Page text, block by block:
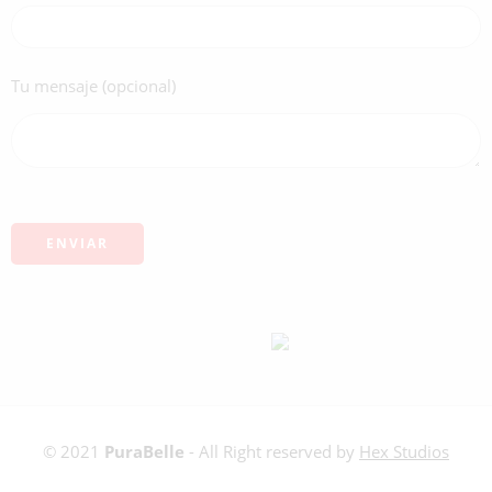
Tu mensaje (opcional)
© 2021 PuraBelle - All Right reserved by Hex Studios